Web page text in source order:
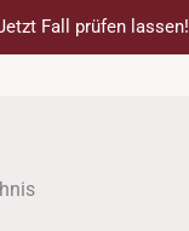
Fall prüfen lassen!